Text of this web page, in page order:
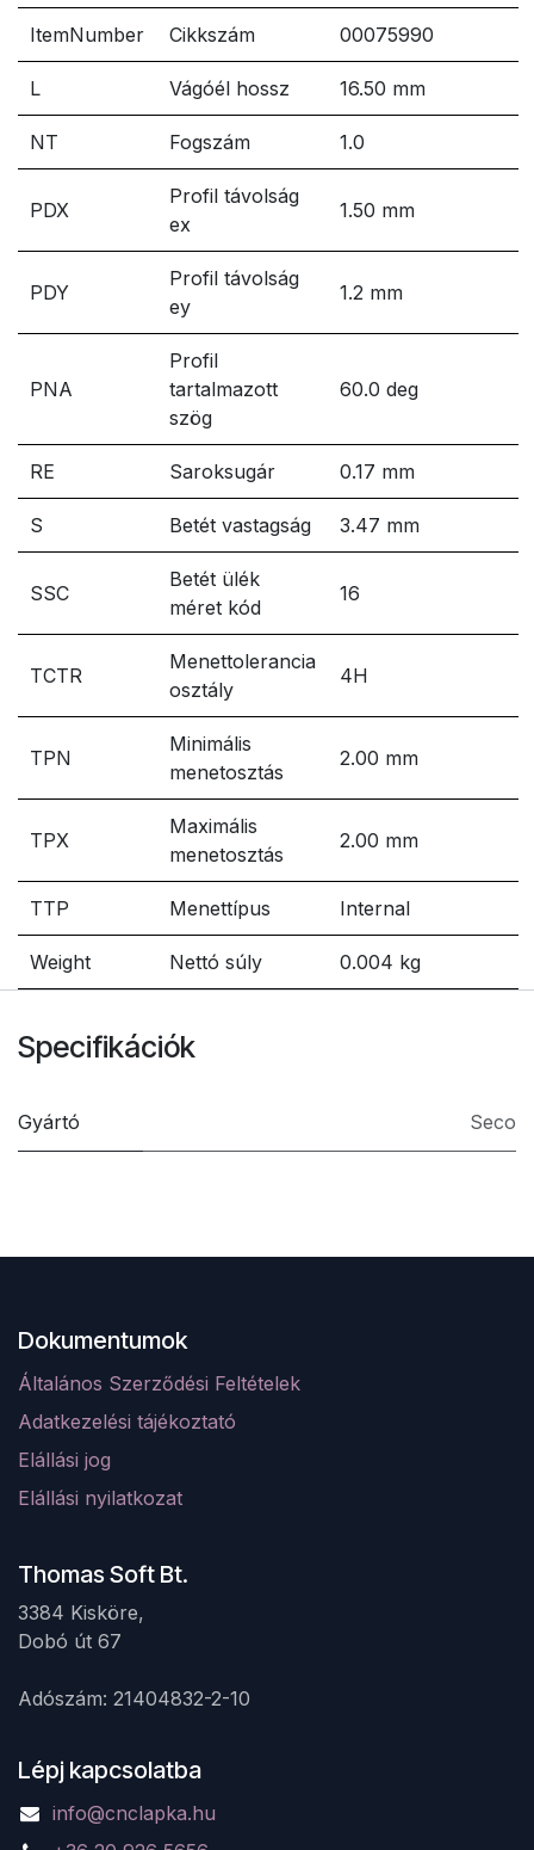
ItemNumber Cikkszám 00075990
L Vágóél hossz 16.50 mm
NT Fogszám 1.0
PDX
Profil távolság
ex
1.50 mm
PDY
Profil távolság
ey
1.2 mm
PNA
Profil
tartalmazott
szög
60.0 deg
RE Saroksugár 0.17 mm
S Betét vastagság 3.47 mm
SSC
Betét ülék
méret kód
16
TCTR
Menettolerancia
osztály
4H
TPN
Minimális
menetosztás
2.00 mm
TPX
Maximális
menetosztás
2.00 mm
TTP Menettípus Internal
Weight Nettó súly 0.004 kg
Specifikációk
Gyártó Seco
Dokumentumok
Általános Szerződési Feltételek
Adatkezelési tájékoztató
Elállási jog
Elállási nyilatkozat
Thomas Soft Bt.
3384 Kisköre,
Dobó út 67 ​
Adószám: 21404832-2-10
Lépj kapcsolatba
info@cnclapka.hu